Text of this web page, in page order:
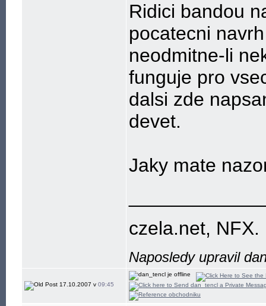
Ridici bandou
pocatecni
neodmitne-li
funguje pro
dalsi zde
devet.
Jaky mate
czela.net, NFX.
Naposledy upravil
17.10.2007 v 09:45